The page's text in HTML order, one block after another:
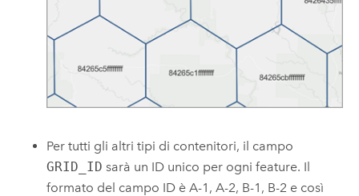
Per tutti gli altri tipi di contenitori, il campo
GRID_ID sarà un ID unico per ogni feature. Il
formato del campo ID è A-1, A-2, B-1, B-2 e così